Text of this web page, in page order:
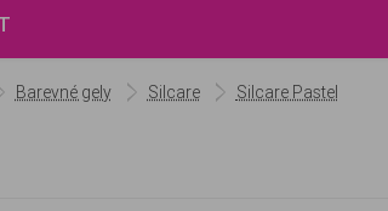
Barevné gely Silcare Silcare Pastel